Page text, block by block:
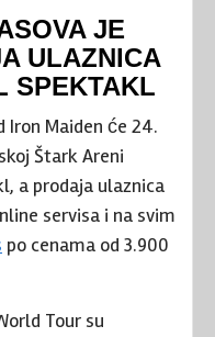
JE
ULAZNICA
SPEKTAKL
Maiden će 24.
Štark Areni
a prodaja ulaznica
servisa i na svim
po cenama od 3.900
Tour su